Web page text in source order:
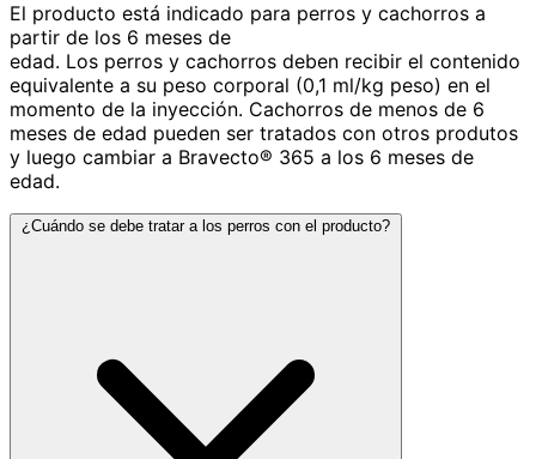
El producto está indicado para perros y cachorros a
partir de los 6 meses de
edad. Los perros y cachorros deben recibir el contenido
equivalente a su peso corporal (0,1 ml/kg peso) en el
momento de la inyección. Cachorros de menos de 6
meses de edad pueden ser tratados con otros produtos
y luego cambiar a Bravecto® 365 a los 6 meses de
edad.
¿Cuándo se debe tratar a los perros con el producto?